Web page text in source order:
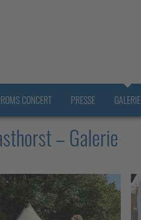
CONCERT PRESSE GALERIE
– Galerie